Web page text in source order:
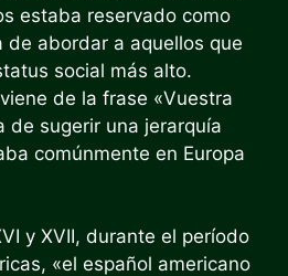
estaba reservado como
de abordar a aquellos que
social más alto.
de la frase «Vuestra
de sugerir una jerarquía
comúnmente en Europa
y XVII, durante el período
«el español americano